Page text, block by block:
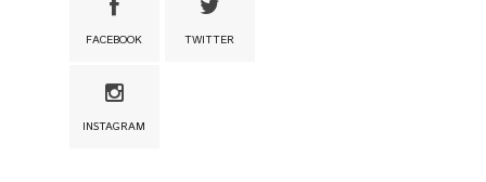
FACEBOOK TWITTER
INSTAGRAM